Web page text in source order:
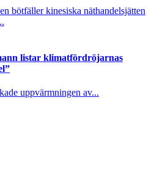
bötfäller kinesiska näthandelsjätten
listar klimatfördröjarnas
uppvärmningen av...